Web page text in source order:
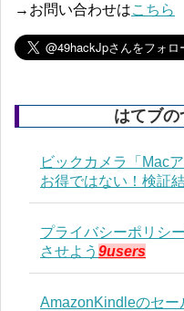
→お問い合わせはこちら
はてブ
ビックカメラ「Mac
お得ではない！検証
プライバシーポリシ
させよう 9users
AmazonKindleのセ